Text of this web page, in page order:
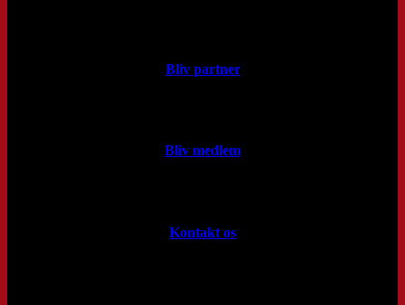
Bliv partner
Bliv medlem
Kontakt os